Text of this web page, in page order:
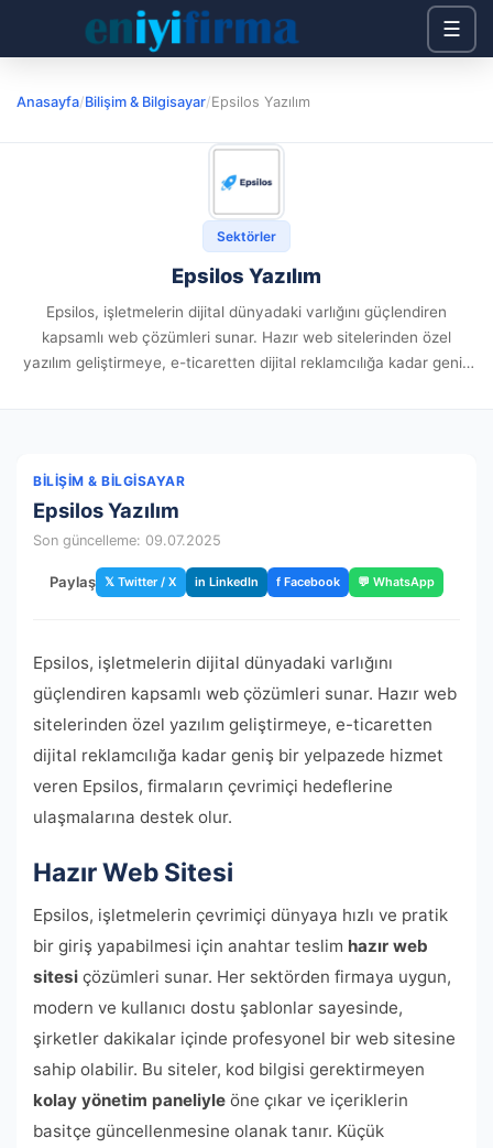
☰
Anasayfa/Bilişim & Bilgisayar/Epsilos Yazılım
Sektörler
Epsilos Yazılım
Epsilos, işletmelerin dijital dünyadaki varlığını güçlendiren
kapsamlı web çözümleri sunar. Hazır web sitelerinden özel
yazılım geliştirmeye, e-ticaretten dijital reklamcılığa kadar geniş
BILIŞIM & BILGISAYAR
Epsilos Yazılım
Son güncelleme: 09.07.2025
Paylaş 𝕏 Twitter / X in LinkedIn f Facebook 💬 WhatsApp
Epsilos, işletmelerin dijital dünyadaki varlığını
güçlendiren kapsamlı web çözümleri sunar. Hazır web
sitelerinden özel yazılım geliştirmeye, e-ticaretten
dijital reklamcılığa kadar geniş bir yelpazede hizmet
veren Epsilos, firmaların çevrimiçi hedeflerine
ulaşmalarına destek olur.
Hazır Web Sitesi
Epsilos, işletmelerin çevrimiçi dünyaya hızlı ve pratik
bir giriş yapabilmesi için anahtar teslim hazır web
sitesi çözümleri sunar. Her sektörden firmaya uygun,
modern ve kullanıcı dostu şablonlar sayesinde,
şirketler dakikalar içinde profesyonel bir web sitesine
sahip olabilir. Bu siteler, kod bilgisi gerektirmeyen
kolay yönetim paneliyle öne çıkar ve içeriklerin
basitçe güncellenmesine olanak tanır. Küçük